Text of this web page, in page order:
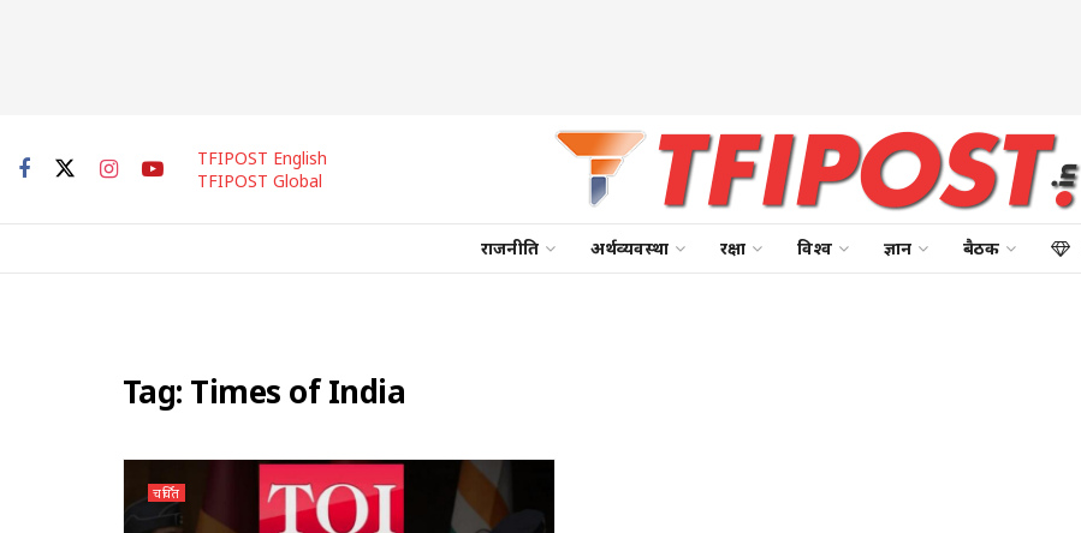
TFIPOST English
TFIPOST Global
राजनीति अर्थव्यवस्था रक्षा विश्व ज्ञान बैठक
Tag: Times of India
चर्चित